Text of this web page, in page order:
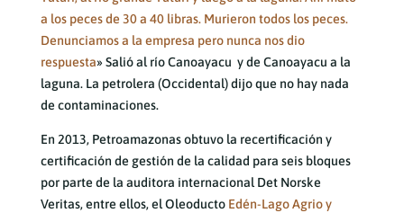
a los peces de 30 a 40 libras. Murieron todos los peces.
Denunciamos a la empresa pero nunca nos dio
respuesta» Salió al río Canoayacu y de Canoayacu a la
laguna. La petrolera (Occidental) dijo que no hay nada
de contaminaciones.
En 2013, Petroamazonas obtuvo la recertificación y
certificación de gestión de la calidad para seis bloques
por parte de la auditora internacional Det Norske
Veritas, entre ellos, el Oleoducto Edén-Lago Agrio y